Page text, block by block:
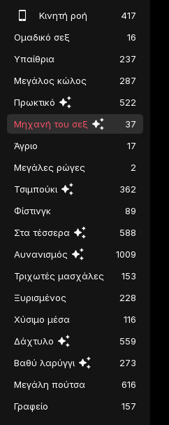
Κινητή ροή
417
Ομαδικό σεξ
16
Υπαίθρια
237
Μεγάλος κώλος
287
Πρωκτικό
522
Μηχανή του σεξ
37
Άγριο
17
Μεγάλες ρώγες
2
Τσιμπούκι
362
Φίστινγκ
89
Στα τέσσερα
588
Αυνανισμός
1009
Τριχωτές μασχάλες
153
Ξυρισμένος
228
Χύσιμο μέσα
116
Δάχτυλο
559
Βαθύ λαρύγγι
273
Μεγάλη πούτσα
616
Γραφείο
157